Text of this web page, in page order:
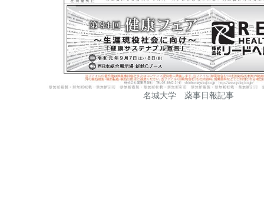
名城大学 薬事日報記事